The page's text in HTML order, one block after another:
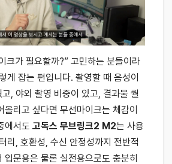
크가 필요할까?” 고민하는 분들이라
게 잡는 편입니다. 촬영할 때 음성이
, 야외 촬영 비중이 있고, 결과물 퀄
올리고 싶다면 무선마이크는 체감이
에서도 고독스 무브링크2 M2는 사용
리, 호환성, 수신 안정성까지 전반적
입문용은 물론 실전용으로도 충분히